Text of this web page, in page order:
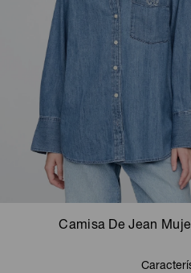
Camisa De Jean
Camperas
Musculosas
Vestidos y polleras
Pijamas
Calzas
Camperas
Chalecos
Ropa interior
Polos
Camperas
Chalecos
Pijamas
Camperas
Pijamas
Sets